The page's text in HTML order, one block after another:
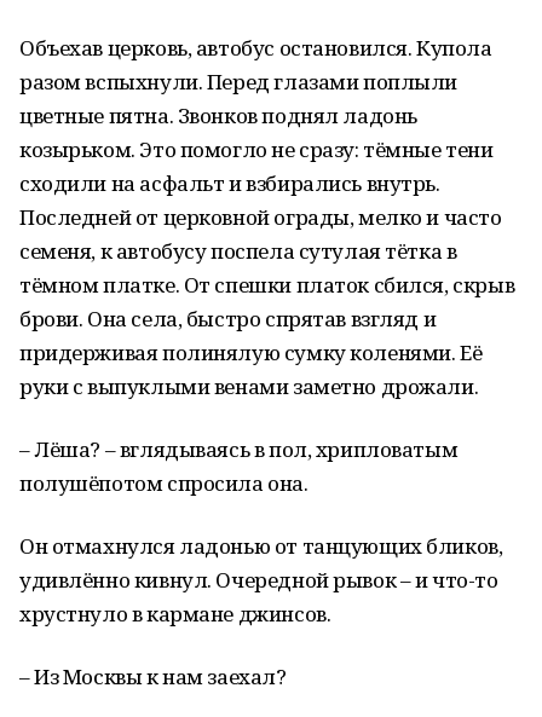
Объехав церковь, автобус остановился. Купола
разом вспыхнули. Перед глазами поплыли
цветные пятна. Звонков поднял ладонь
козырьком. Это помогло не сразу: тёмные тени
сходили на асфальт и взбирались внутрь.
Последней от церковной ограды, мелко и часто
семеня, к автобусу поспела сутулая тётка в
тёмном платке. От спешки платок сбился, скрыв
брови. Она села, быстро спрятав взгляд и
придерживая полинялую сумку коленями. Её
руки с выпуклыми венами заметно дрожали.
– Лёша? – вглядываясь в пол, хрипловатым
полушёпотом спросила она.
Он отмахнулся ладонью от танцующих бликов,
удивлённо кивнул. Очередной рывок – и что-то
хрустнуло в кармане джинсов.
– Из Москвы к нам заехал?